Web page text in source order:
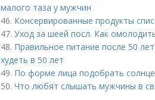
малого таза у мужчин
46. Консервированные продукты
47. Уход за шеей посл. Как
48. Правильное питание после 50
худеть в 50 лет
49. По форме лица подобрать
50. Что любят слышать мужчины в